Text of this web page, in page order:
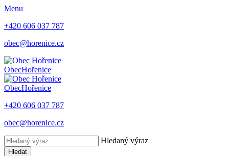
Menu
+420 606 037 787
obec@horenice.cz
ObecHořenice
ObecHořenice
+420 606 037 787
obec@horenice.cz
Hledaný výraz
Hledat